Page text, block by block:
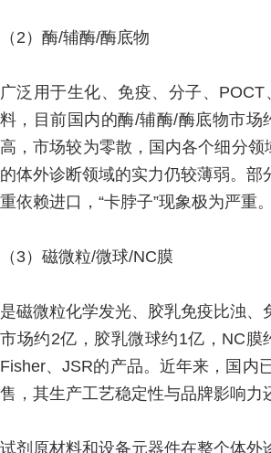
（2）酶/辅酶/酶底物
广泛用于生化、免疫、分子、
料，目前国内的酶/辅酶/酶底物市
高，市场较为零散，国内各个细分
的体外诊断领域的实力仍较薄弱。
重依赖进口，“卡脖子”现象极为严重。
（3）磁微粒/微球/NC膜
是磁微粒化学发光、胶乳免疫比浊
市场约2亿，胶乳微球约1亿，NC
Fisher、JSR的产品。近年来，国内
售，其生产工艺稳定性与品牌影响
试剂原材料和设备元器件在整个体